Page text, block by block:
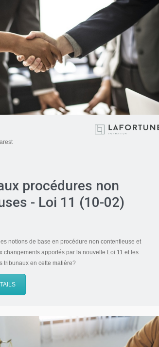
procédures non
- Loi 11 (10-02)
notions de base en procédure non contentieuse et
changements apportés par la nouvelle Loi 11 et les
tribunaux en cette matière?